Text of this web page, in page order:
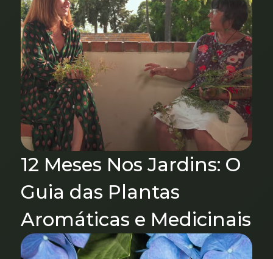
12 Meses Nos Jardins: O
Guia das Plantas
Aromáticas e Medicinais